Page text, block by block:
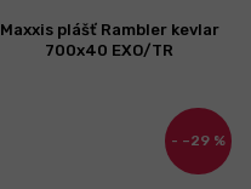
–29 %
Maxxis plášť Rambler kevlar
700x40 EXO/TR